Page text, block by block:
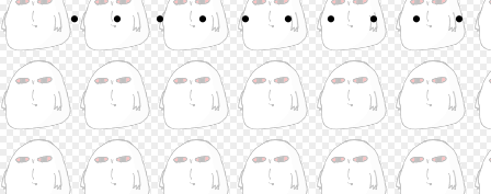
・・・・・・・・・